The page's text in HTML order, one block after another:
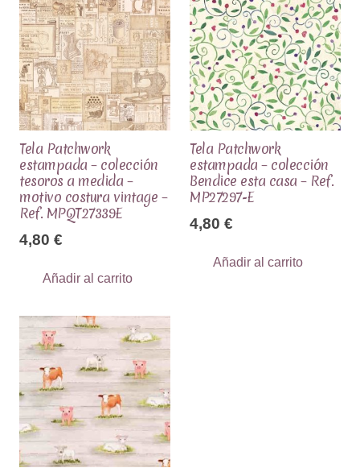
Tela Patchwork
estampada – colección
tesoros a medida –
motivo costura vintage –
Ref. MPQT27339E
4,80 €
Añadir al carrito
Tela Patchwork
estampada – colección
Bendice esta casa – Ref.
MP27297-E
4,80 €
Añadir al carrito